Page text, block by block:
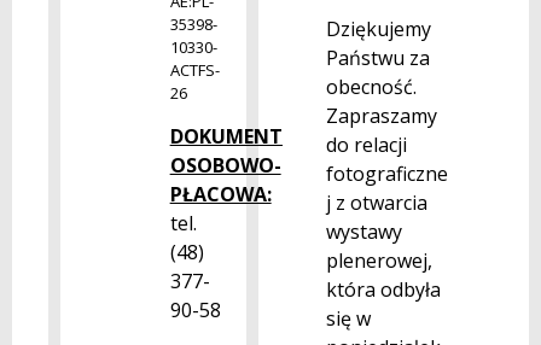
35398-
10330-
ACTFS-
26
DOKUMENTACJA
OSOBOWO-
PŁACOWA:
tel.
(48)
377-
90-58
Dziękujemy
Państwu za
obecność.
Zapraszamy
do relacji
fotograficzne
j z otwarcia
wystawy
plenerowej,
która odbyła
się w